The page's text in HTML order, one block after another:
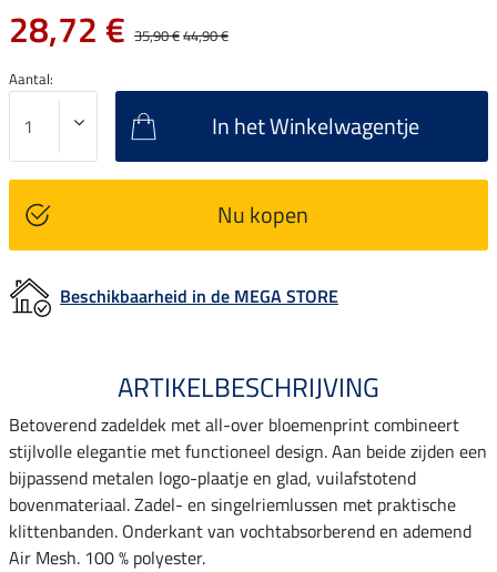
28,72 € 35,90 €44,90 €
Aantal:
In het Winkelwagentje
Nu kopen
Beschikbaarheid in de MEGA STORE
ARTIKELBESCHRIJVING
Betoverend zadeldek met all-over bloemenprint combineert
stijlvolle elegantie met functioneel design. Aan beide zijden een
bijpassend metalen logo-plaatje en glad, vuilafstotend
bovenmateriaal. Zadel- en singelriemlussen met praktische
klittenbanden. Onderkant van vochtabsorberend en ademend
Air Mesh. 100 % polyester.